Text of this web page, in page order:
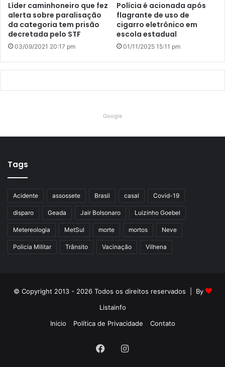
Líder caminhoneiro que fez
alerta sobre paralisação
da categoria tem prisão
decretada pelo STF
03/09/2021 20:17 pm
Polícia é acionada após
flagrante de uso de
cigarro eletrônico em
escola estadual
01/11/2025 15:11 pm
Google
Tags
Acidente assossete Brasil casal Covid-19
disparo Geada Jair Bolsonaro Luizinho Goebel
Metereologia MetSul morte mortos Neve
Policia Militar Trânsito Vacinação Vilhena
© Copyright 2013 - 2026 Todos os direitos reservados | By
Listainfo
Inicio
Política de Privacidade Contato
FacebookInstagram